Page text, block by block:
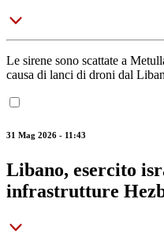
Le sirene sono scattate a
causa di lanci di droni dal
31 Mag 2026 - 11:43
Libano, esercito
infrastrutture